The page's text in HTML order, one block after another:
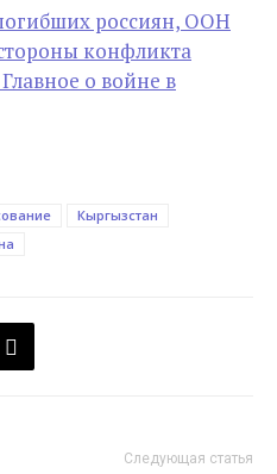
россиян, ООН
конфликта
о войне в
Кыргызстан
Следующая статья